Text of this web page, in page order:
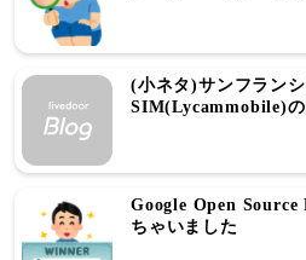
(小ネタ)サンフラン
SIM(Lycammobile)
Google Open Source
ちゃいました